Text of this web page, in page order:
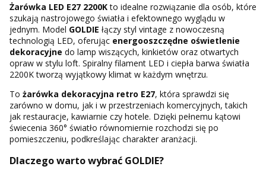
Żarówka LED E27 2200Kto idealne rozwiązanie dla osób, które
szukają nastrojowego światła i efektownego wyglądu w
jednym. Model GOLDIE łączy styl vintage z nowoczesną
technologią LED, oferując energooszczędne oświetlenie
dekoracyjne do lamp wiszących, kinkietów oraz otwartych
opraw w stylu loft. Spiralny filament LED i ciepła barwa światła
2200K tworzą wyjątkowy klimat w każdym wnętrzu.
To żarówka dekoracyjna retro E27, która sprawdzi się
zarówno w domu, jak i w przestrzeniach komercyjnych, takich
jak restauracje, kawiarnie czy hotele. Dzięki pełnemu kątowi
świecenia 360° światło równomiernie rozchodzi się po
pomieszczeniu, podkreślając charakter aranżacji.
Dlaczego warto wybrać GOLDIE?